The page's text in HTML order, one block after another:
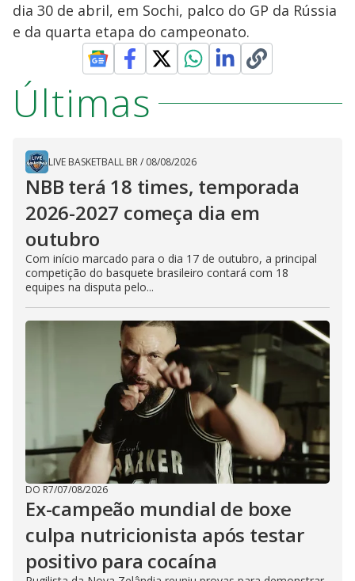
dia 30 de abril, em Sochi, palco do GP da Rússia
e da quarta etapa do campeonato.
Últimas
LIVE BASKETBALL BR/ 08/08/2026
NBB terá 18 times, temporada
2026-2027 começa dia em
outubro
Com início marcado para o dia 17 de outubro, a principal
competição do basquete brasileiro contará com 18
equipes na disputa pelo...
DO R7/07/08/2026
Ex-campeão mundial de boxe
culpa nutricionista após testar
positivo para cocaína